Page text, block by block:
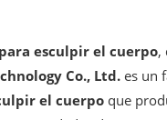
esculpir el cuerpo,
Co., Ltd.es un
el cuerpo que